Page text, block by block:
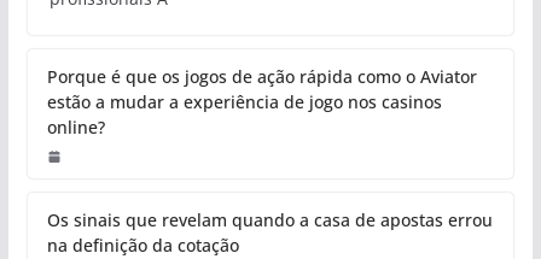
Porque é que os jogos de ação rápida como o Aviator
estão a mudar a experiência de jogo nos casinos
online?
Os sinais que revelam quando a casa de apostas errou
na definição da cotação